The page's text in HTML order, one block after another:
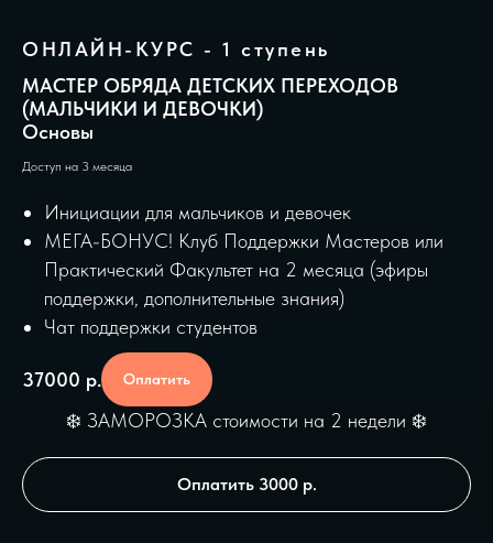
ОНЛАЙН-КУРС - 1 ступень
МАСТЕР ОБРЯДА ДЕТСКИХ ПЕРЕХОДОВ
(МАЛЬЧИКИ И ДЕВОЧКИ)
Основы
Доступ на 3 месяца
Инициации для мальчиков и девочек
МЕГА-БОНУС! Клуб Поддержки Мастеров или
Практический Факультет на 2 месяца (эфиры
поддержки, дополнительные знания)
Чат поддержки студентов
37000 р. Оплатить
❄️ ЗАМОРОЗКА стоимости на 2 недели ❄️
Оплатить 3000 р.